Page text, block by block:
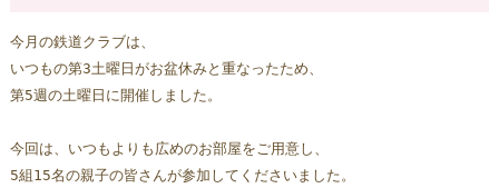
今月の鉄道クラブは、
いつもの第3土曜日がお盆休みと重なったため、
第5週の土曜日に開催しました。
今回は、いつもよりも広めのお部屋をご用意し、
5組15名の親子の皆さんが参加してくださいました。